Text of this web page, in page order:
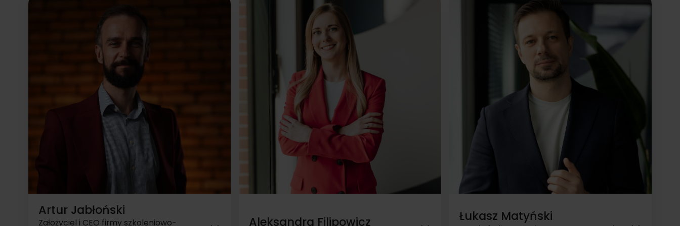
sprzedażowych. Specjalizuje się w negocjacjach,
sprzedaży nieruchomości, prospectingu i
efektywności, zarządzaniem sprzedażą,
budowaniem relacji biznesowych i efektywnej
doświadczeniem w zakresie marketingu i
komunikacji w branży mieszkaniowej. Pierwsze lata
pracy spędził w agencji PR, w której odpowiadał za
projekty deweloperskie, uczestniczył również w
powstawianiu i obsłudze Polskiego Związku Firm
Deweloperskich (PZFD). Od 2007 roku kierował
działem marketingu i odpowiadał za komunikację
jednego z największych giełdowych deweloperów w
Polsce – Dom Development SA. Od 2021 jest
związany z największym na rynku portalem nowych
mieszkań i domów rynekpierwotny.pl, gdzie
odpowiadał przez 4 lata za marketing i
komunikację do sektora B2B a obecnie zajmuję się
budowaniem świadomości marki.
wykorzystywaniu nowoczesnych technologii oraz
sztucznej inteligencji do zwiększania efektywności i
osiągania lepszych wyników w biznesie.
Artur Jabłoński
Założyciel i CEO firmy szkoleniowo- Aleksandra Filipowicz Łukasz Matyński